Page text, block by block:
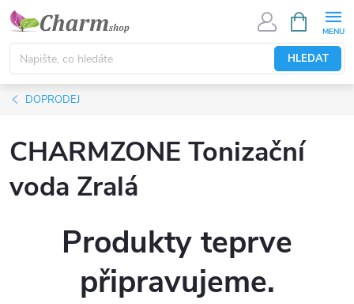
Přejít
obsah
HLEDAT
NÁKUPNÍ
KOŠÍK
DOPRODEJ
CHARMZONE Tonizační
voda Zralá
Produkty teprve
připravujeme.